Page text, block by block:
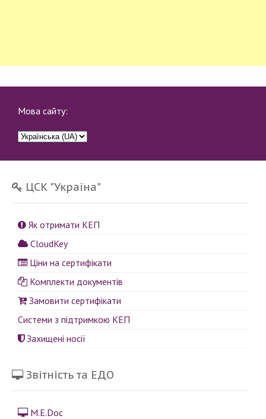
Мова сайту:
ЦСК "Україна"
Як отримати КЕП
CloudKey
Ціни на сертифікати
Комплекти документів
Замовити сертифікати
Системи з підтримкою КЕП
Захищені носії
Звітність та ЕДО
M.E.Doc